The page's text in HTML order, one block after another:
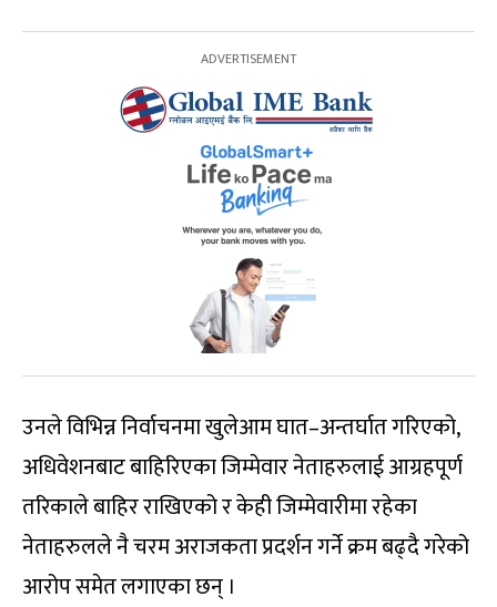
उनले विभिन्न निर्वाचनमा खुलेआम घात–अन्तर्घात गरिएको,
अधिवेशनबाट बाहिरिएका जिम्मेवार नेताहरुलाई आग्रहपूर्ण
तरिकाले बाहिर राखिएको र केही जिम्मेवारीमा रहेका
नेताहरुलले नै चरम अराजकता प्रदर्शन गर्ने क्रम बढ्दै गरेको
आरोप समेत लगाएका छन् ।